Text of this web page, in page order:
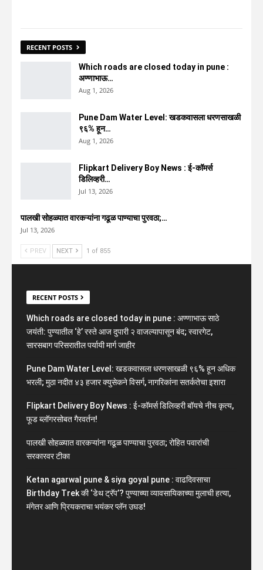
RECENT POSTS
Which roads are closed today in pune :
अण्णाभाऊ…
Aug 1, 2026
Pune Dam Water Level: खडकवासला धरणसाखळी
९६% हून…
Aug 1, 2026
Flipkart Delivery Boy News : ई-कॉमर्स
डिलिव्हरी…
Jul 13, 2026
पालखी सोहळ्यात वारकऱ्यांना गढूळ पाण्याचा पुरवठा;…
Jul 13, 2026
PREV NEXT 1 of 855
RECENT POSTS
Which roads are closed today in pune : अण्णाभाऊ साठे
जयंती: पुण्यातील ‘हे’ रस्ते आज दुपारी २ वाजल्यापासून बंद; स्वारगेट,
सारसबाग परिसरातील पर्यायी मार्ग जाहीर
Pune Dam Water Level: खडकवासला धरणसाखळी ९६% हून अधिक
भरली; मुठा नदीत ४३ हजार क्युसेकने विसर्ग, नागरिकांना सतर्कतेचा इशारा
Flipkart Delivery Boy News : ई-कॉमर्स डिलिव्हरी बॉयचे नीच कृत्य,
फूड ब्लॉगरसोबत गैरवर्तन!
पालखी सोहळ्यात वारकऱ्यांना गढूळ पाण्याचा पुरवठा; रोहित पवारांची
सरकारवर टीका
Ketan agarwal pune & siya goyal pune : वाढदिवसाचा
Birthday Trek की ‘डेथ ट्रॅप’? पुण्याच्या व्यावसायिकाच्या मुलाची हत्या,
मंगेतर आणि प्रियकराचा भयंकर प्लॅन उघड!